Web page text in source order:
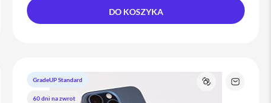
DO KOSZYKA
GradeUP Standard
60 dni na zwrot
PorównajZapytaj